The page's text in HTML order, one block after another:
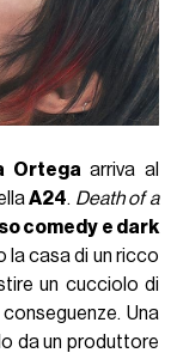
Ortega arriva al
A24. Death of a
comedy e dark
la casa di un ricco
un cucciolo di
Una
da un produttore